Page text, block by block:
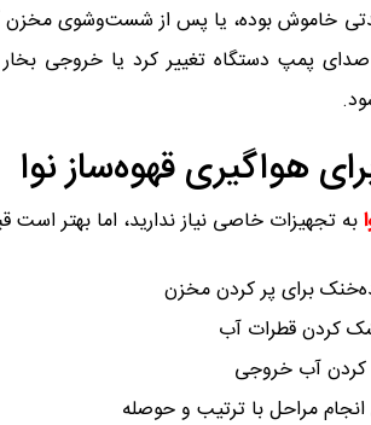
خاموش بوده، یا پس از شست‌وشوی مخزن
پمپ دستگاه تغییر کرد یا خروجی
هواگیری قهوه‌ساز نوا
به تجهیزات خاصی نیاز ندارید، اما بهتر است
برای پر کردن مخزن
کردن قطرات آب
کردن آب خروجی
مراحل با ترتیب و حوصله